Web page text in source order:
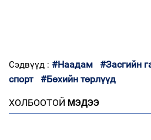
Сэдвүүд : #Наадам #Засгийн
спорт
#Бөхийн төрлүүд
ХОЛБООТОЙ МЭДЭЭ